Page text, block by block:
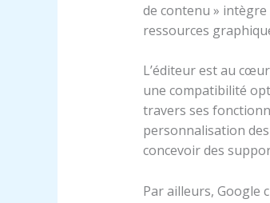
de contenu »
ressources
L’éditeur est au
une compatibilité
travers ses
personnalisation
concevoir des
Par ailleurs, Google